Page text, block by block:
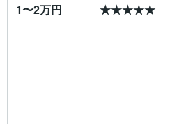
1〜2万円 ★★★★★